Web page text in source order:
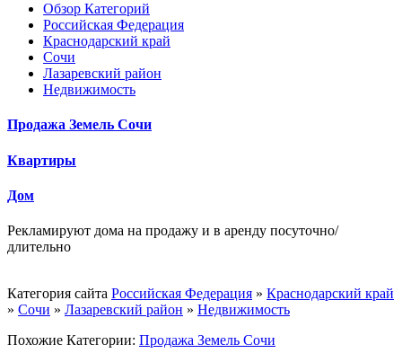
Обзор Категорий
Российская Федерация
Краснодарский край
Сочи
Лазаревский район
Недвижимость
Продажа Земель Сочи
Квартиры
Дом
Рекламируют дома на продажу и в аренду посуточно/
длительно
Категория сайта Российская Федерация » Краснодарский край
» Сочи » Лазаревский район » Недвижимость
Похожие Категории: Продажа Земель Сочи